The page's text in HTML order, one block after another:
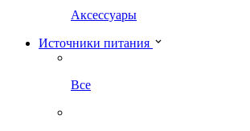
Аксессуары
Источники питания
Все